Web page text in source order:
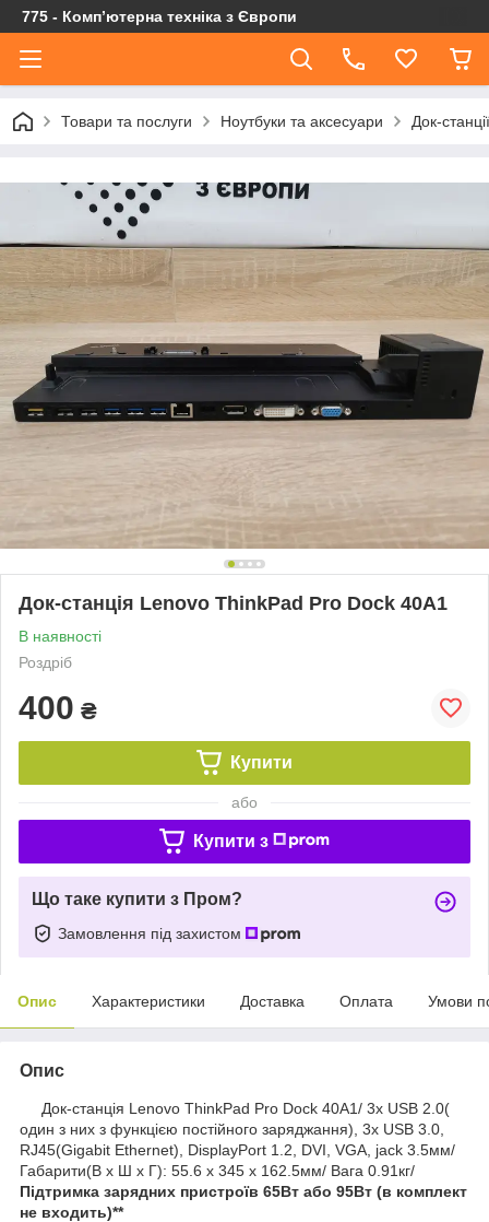
775 - Компʼютерна техніка з Європи
Товари та послуги Ноутбуки та аксесуари Док-
Док-станція Lenovo ThinkPad Pro Dock 40A1
В наявності
Роздріб
400 ₴
Купити
або
Купити з
Що таке купити з Пром?
Замовлення під захистом
Опис Характеристики Доставка Оплата Умови
Опис
Док-станція Lenovo ThinkPad Pro Dock 40A1/ 3x USB 2.0(
один з них з функцією постійного заряджання), 3x USB 3.0,
RJ45(Gigabit Ethernet), DisplayPort 1.2, DVI, VGA, jack 3.5мм/
Габарити(В х Ш х Г): 55.6 х 345 х 162.5мм/ Вага 0.91кг/
Підтримка зарядних пристроїв 65Вт або 95Вт (в комплект
не входить)**